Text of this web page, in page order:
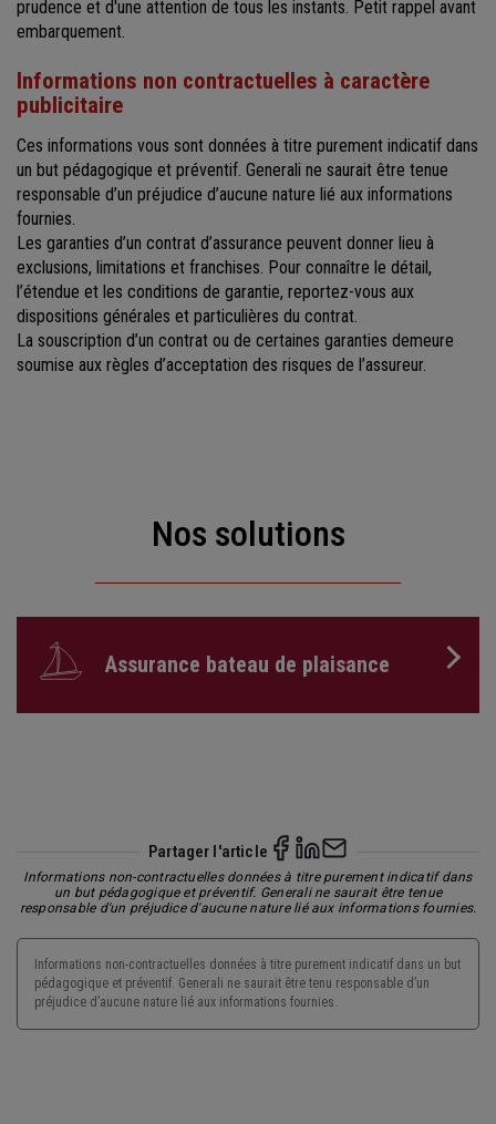
prudence et d'une attention de tous les instants. Petit rappel avant
embarquement.
Informations non contractuelles à caractère
publicitaire
Ces informations vous sont données à titre purement indicatif dans
un but pédagogique et préventif. Generali ne saurait être tenue
responsable d’un préjudice d’aucune nature lié aux informations
fournies.
Les garanties d’un contrat d’assurance peuvent donner lieu à
exclusions, limitations et franchises. Pour connaître le détail,
l’étendue et les conditions de garantie, reportez-vous aux
dispositions générales et particulières du contrat.
La souscription d’un contrat ou de certaines garanties demeure
soumise aux règles d’acceptation des risques de l’assureur.
Nos solutions
Assurance bateau de plaisance
Partager l'article
Informations non-contractuelles données à titre purement indicatif dans
un but pédagogique et préventif. Generali ne saurait être tenue
responsable d'un préjudice d'aucune nature lié aux informations fournies.
Informations non-contractuelles données à titre purement indicatif dans un but
pédagogique et préventif. Generali ne saurait être tenu responsable d’un
préjudice d’aucune nature lié aux informations fournies.